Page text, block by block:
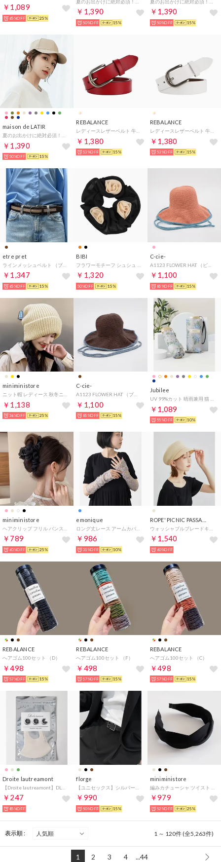
￥1,089
65%OFF 25%
￥1,390
50%OFF 15%
￥1,390
50%OFF 15%
maison de LATIR
￥1,390
50%OFF 15%
REBALANCE
￥1,380
53%OFF 15%
REBALANCE
レディースレザーベルト 牛革 （C）
￥1,380
53%OFF 15%
etre pret
￥1,347
65%OFF 15%
BIBI
￥1,320
50%OFF 15%
C-cie-
A1123 FLOWER HAT （ピンク）
￥1,100
85%OFF 15%
miniministore
￥1,138
36%OFF 25%
C-cie-
￥1,100
85%OFF 15%
Jubilee
￥1,089
55%OFF 10%
miniministore
￥789
60%OFF 25%
emonique
￥986
31%OFF 10%
￥1,540
60%OFF
REBALANCE
へアゴム100セット （D）
￥498
57%OFF 15%
REBALANCE
へアゴム100セット （F）
￥498
57%OFF 15%
REBALANCE
へアゴム100セット （C）
￥498
57%OFF 15%
Droite lautreamont
￥247
85%OFF
florge
￥990
50%OFF 15%
miniministore
￥979
52%OFF 25%
表示順 : 1 ～ 120件 (全5,263件)
1 2 3 4 ...44